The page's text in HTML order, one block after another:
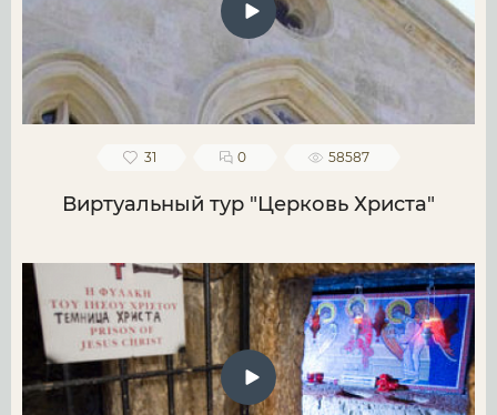
31 0 58587
Виртуальный тур "Церковь Христа"